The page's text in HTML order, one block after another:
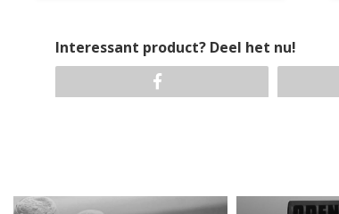
Interessant product? Deel het nu!